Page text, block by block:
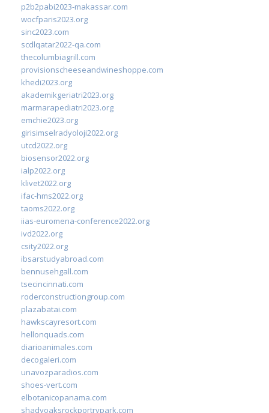
p2b2pabi2023-makassar.com
wocfparis2023.org
sinc2023.com
scdlqatar2022-qa.com
thecolumbiagrill.com
provisionscheeseandwineshoppe.com
khedi2023.org
akademikgeriatri2023.org
marmarapediatri2023.org
emchie2023.org
girisimselradyoloji2022.org
utcd2022.org
biosensor2022.org
ialp2022.org
klivet2022.org
ifac-hms2022.org
taoms2022.org
iias-euromena-conference2022.org
ivd2022.org
csity2022.org
ibsarstudyabroad.com
bennusehgall.com
tsecincinnati.com
roderconstructiongroup.com
plazabatai.com
hawkscayresort.com
hellonquads.com
diarioanimales.com
decogaleri.com
unavozparadios.com
shoes-vert.com
elbotanicopanama.com
shadyoaksrockportrvpark.com